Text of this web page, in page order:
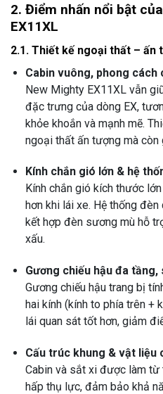
2. Điểm nhấn nổi bật
EX11XL
2.1. Thiết kế ngoại thất – ấn
Cabin vuông, phong cách
New Mighty EX11XL vẫn
đặc trưng của dòng EX,
khỏe khoắn và mạnh mẽ.
ngoại thất ấn tượng mà còn
Kính chắn gió lớn & hệ
Kính chắn gió kích thước
hơn khi lái xe. Hệ thống
kết hợp đèn sương mù hỗ
xấu.
Gương chiếu hậu đa tầng,
Gương chiếu hậu trang bị
hai kính (kính to phía trên +
lái quan sát tốt hơn, giảm
Cấu trúc khung & vật liệu
Cabin và sắt xi được làm
hấp thụ lực, đảm bảo khả